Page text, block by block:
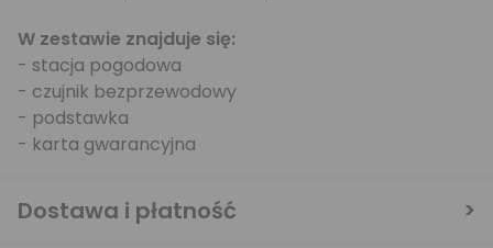
W zestawie znajduje się:
- stacja pogodowa
- czujnik bezprzewodowy
- podstawka
- karta gwarancyjna
Dostawa i płatność